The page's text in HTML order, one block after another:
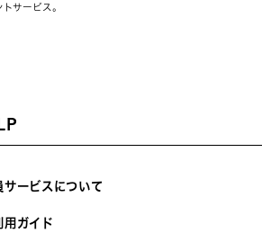
サービス。
サービスについて
用ガイド